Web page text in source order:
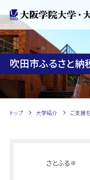
吹田市ふるさと納
トップ 大学紹介 ご支援
さとふる※